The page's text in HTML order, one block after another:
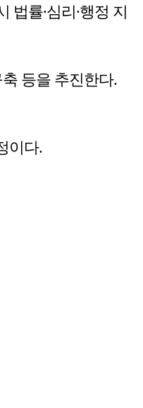
률·심리·행정 지
등을 추진한다.
이다.